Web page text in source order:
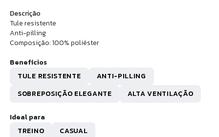
Descrição
Tule resistente
Anti-pilling
Composição: 100% poliéster
Benefícios
TULE RESISTENTE
ANTI-PILLING
SOBREPOSIÇÃO ELEGANTE
ALTA VENTILAÇÃO
Ideal para
TREINO
CASUAL